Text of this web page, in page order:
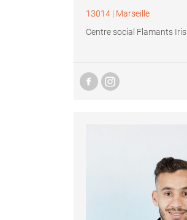
13014| Marseille
Centre social Flamants Iris